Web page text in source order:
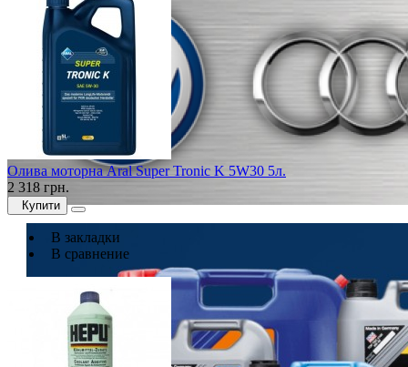
Олива моторна Aral Super Tronic K 5W30 5л.
2 318 грн.
Купити
В закладки
В сравнение